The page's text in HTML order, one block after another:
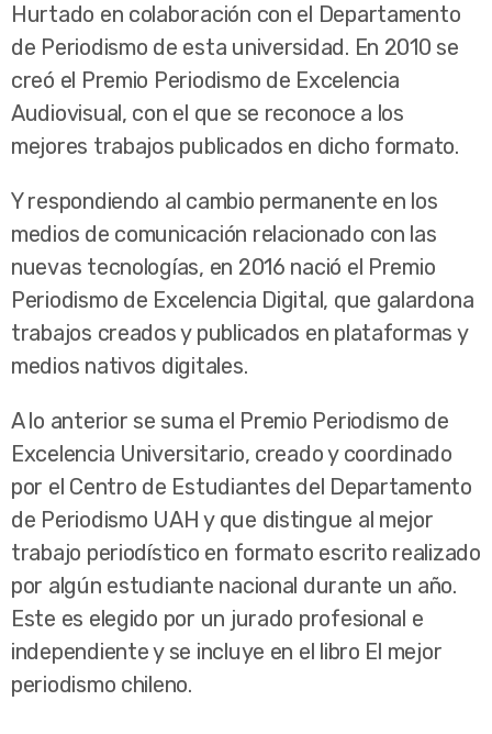
Hurtado en colaboración con el Departamento
de Periodismo de esta universidad. En 2010 se
creó el Premio Periodismo de Excelencia
Audiovisual, con el que se reconoce a los
mejores trabajos publicados en dicho formato.
Y respondiendo al cambio permanente en los
medios de comunicación relacionado con las
nuevas tecnologías, en 2016 nació el Premio
Periodismo de Excelencia Digital, que galardona
trabajos creados y publicados en plataformas y
medios nativos digitales.
A lo anterior se suma el Premio Periodismo de
Excelencia Universitario, creado y coordinado
por el Centro de Estudiantes del Departamento
de Periodismo UAH y que distingue al mejor
trabajo periodístico en formato escrito realizado
por algún estudiante nacional durante un año.
Este es elegido por un jurado profesional e
independiente y se incluye en el libro El mejor
periodismo chileno.